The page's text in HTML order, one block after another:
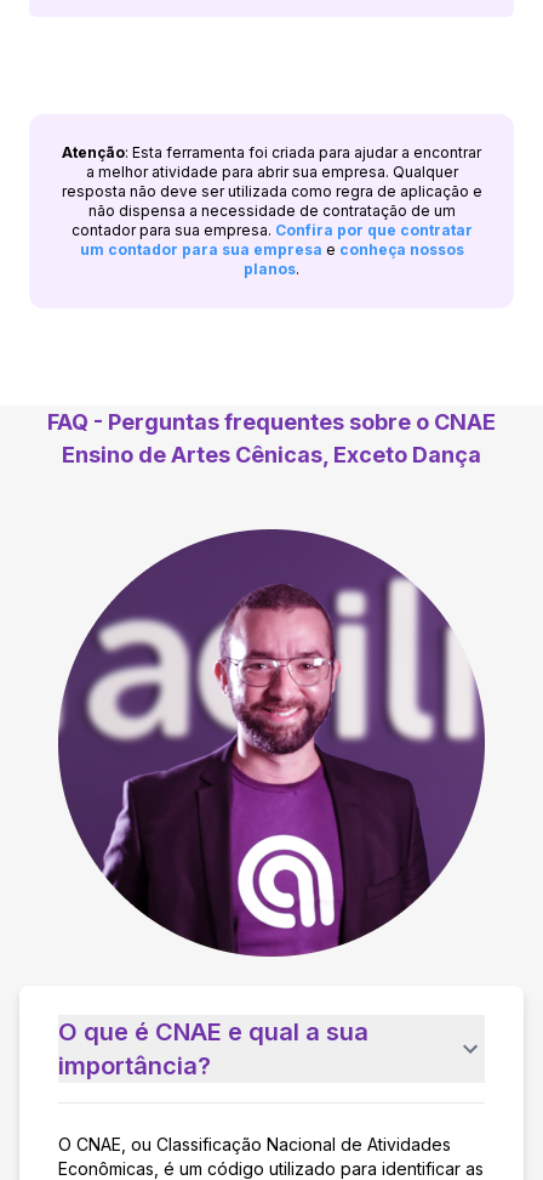
Atenção: Esta ferramenta foi criada para ajudar a encontrar
a melhor atividade para abrir sua empresa. Qualquer
resposta não deve ser utilizada como regra de aplicação e
não dispensa a necessidade de contratação de um
contador para sua empresa. Confira por que contratar
um contador para sua empresa e conheça nossos
planos.
FAQ - Perguntas frequentes sobre o CNAE
Ensino de Artes Cênicas, Exceto Dança
O que é CNAE e qual a sua
importância?
O CNAE, ou Classificação Nacional de Atividades
Econômicas, é um código utilizado para identificar as